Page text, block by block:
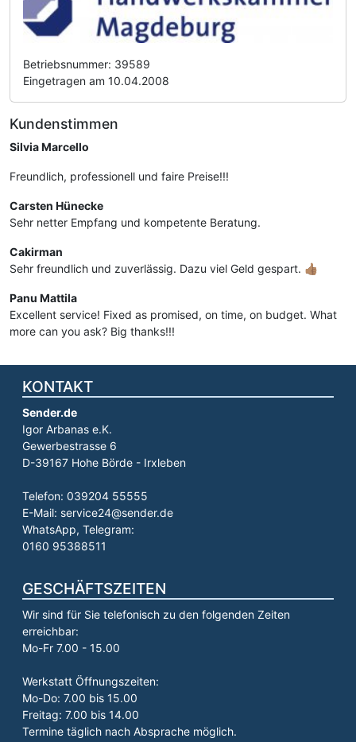
Betriebsnummer: 39589
Eingetragen am 10.04.2008
Kundenstimmen
Silvia Marcello
Freundlich, professionell und faire Preise!!!
Carsten Hünecke
Sehr netter Empfang und kompetente Beratung.
Cakirman
Sehr freundlich und zuverlässig. Dazu viel Geld gespart. 👍🏽
Panu Mattila
Excellent service! Fixed as promised, on time, on budget. What
more can you ask? Big thanks!!!
KONTAKT
Sender.de
Igor Arbanas e.K.
Gewerbestrasse 6
D-39167 Hohe Börde - Irxleben
Telefon: 039204 55555
E-Mail: service24@sender.de
WhatsApp, Telegram:
0160 95388511
GESCHÄFTSZEITEN
Wir sind für Sie telefonisch zu den folgenden Zeiten
erreichbar:
Mo-Fr 7.00 - 15.00
Werkstatt Öffnungszeiten:
Mo-Do: 7.00 bis 15.00
Freitag: 7.00 bis 14.00
Termine täglich nach Absprache möglich.